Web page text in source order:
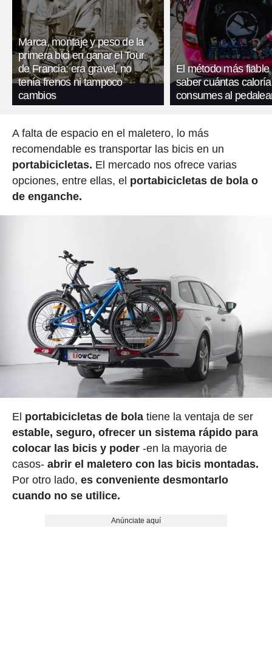
Marca, montaje y peso de la
primera bici en ganar el Tour
de Francia: era gravel, no
tenía frenos ni tampoco
cambios
El método más fiable
saber cuántas
consumes al
A falta de espacio en el maletero, lo más
recomendable es transportar las bicis en un
portabicicletas. El mercado nos ofrece varias
opciones, entre ellas, el portabicicletas de bola o
de enganche.
El portabicicletas de bolatiene la ventaja de ser
estable, seguro, ofrecer un sistema rápido para
colocar las bicis y poder-en la mayoria de
casos- abrir el maletero con las bicis montadas.
Por otro lado, es conveniente desmontarlo
cuando no se utilice.
Anúnciate aquí